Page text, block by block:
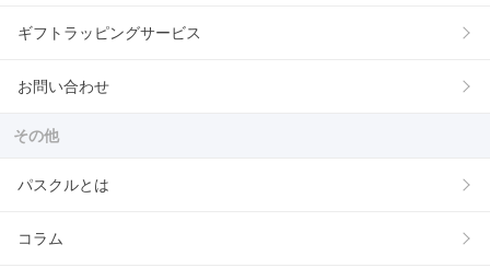
ギフトラッピングサービス
お問い合わせ
その他
パスクルとは
コラム